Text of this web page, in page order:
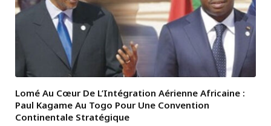
Lomé Au Cœur De L’Intégration Aérienne Africaine :
Paul Kagame Au Togo Pour Une Convention
Continentale Stratégique